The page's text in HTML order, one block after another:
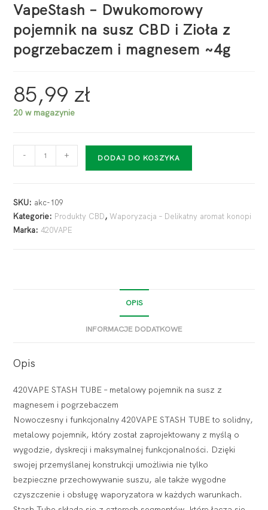
VapeStash – Dwukomorowy
pojemnik na susz CBD i Zioła z
pogrzebaczem i magnesem ~4g
85,99 zł
20 w magazynie
- + DODAJ DO KOSZYKA
SKU: akc-109
Kategorie: Produkty CBD,Waporyzacja – Delikatny aromat konopi
Marka:420VAPE
OPIS
INFORMACJE DODATKOWE
Opis
420VAPE STASH TUBE – metalowy pojemnik na susz z
magnesem i pogrzebaczem
Nowoczesny i funkcjonalny 420VAPE STASH TUBE to solidny,
metalowy pojemnik, który został zaprojektowany z myślą o
wygodzie, dyskrecji i maksymalnej funkcjonalności. Dzięki
swojej przemyślanej konstrukcji umożliwia nie tylko
bezpieczne przechowywanie suszu, ale także wygodne
czyszczenie i obsługę waporyzatora w każdych warunkach.